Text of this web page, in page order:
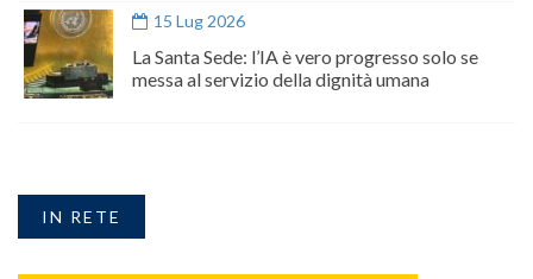
15 Lug 2026
La Santa Sede: l’IA è vero progresso solo se
messa al servizio della dignità umana
IN RETE